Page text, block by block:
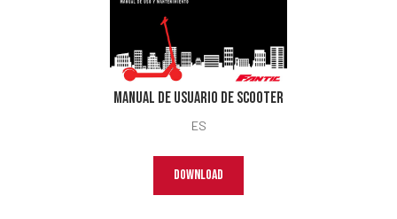
Manual de usuario de Scooter
ES
DOWNLOAD